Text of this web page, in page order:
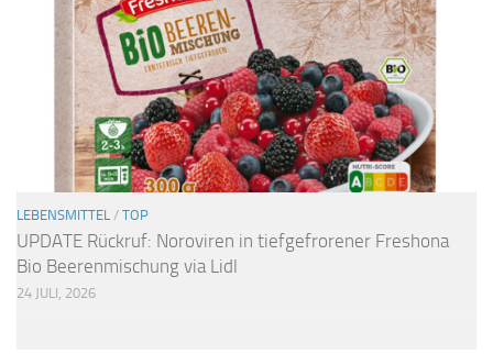
LEBENSMITTEL / TOP
UPDATE Rückruf: Noroviren in tiefgefrorener Freshona
Bio Beerenmischung via Lidl
24 JULI, 2026